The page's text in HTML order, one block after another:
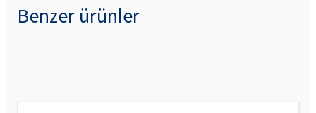
Benzer ürünler